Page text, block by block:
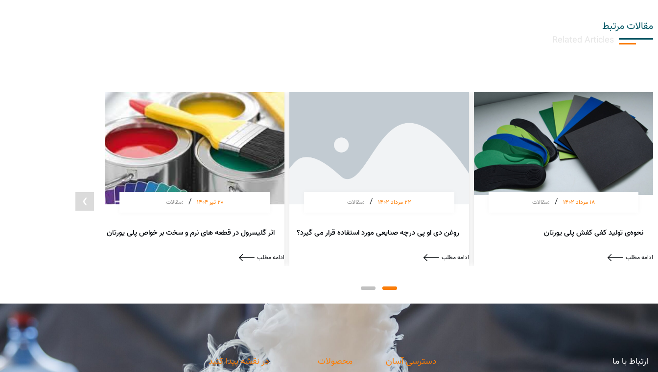
مقالات مرتبط
Related Articles
18 مرداد 1402 /
:مقالات
نحوه‌ی تولید کفی کفش پلی یورتان
ادامه مطلب
22 مرداد 1402 /
:مقالات
روغن دی او پی درچه صنایعی مورد استفاده قرار می گیرد؟
ادامه مطلب
20 تیر 1404 /
:مقالات
اثر گلیسرول در قطعه های نرم و سخت بر خواص پلی یورتان
ادامه مطلب
›
ارتباط با ما دسترسی آسان محصولات در نقشه پیدا کنید